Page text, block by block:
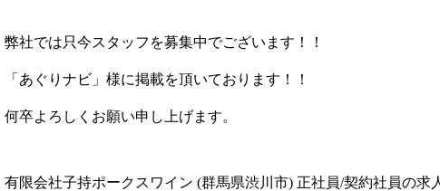
弊社では只今スタッフを募集中でございます！！
「あぐりナビ」様に掲載を頂いております！！
何卒よろしくお願い申し上げます。
有限会社子持ポークスワイン (群馬県渋川市) 正社員/契約社員の求